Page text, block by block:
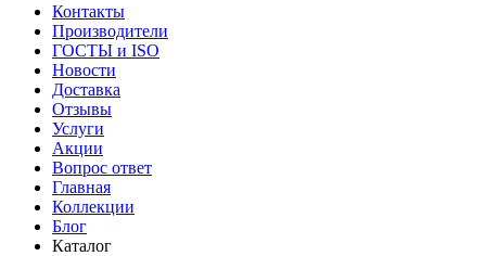
Контакты
Производители
ГОСТЫ и ISO
Новости
Доставка
Отзывы
Услуги
Акции
Вопрос ответ
Главная
Коллекции
Блог
Каталог